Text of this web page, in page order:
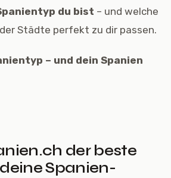
du bist – und welche
Städte perfekt zu dir passen.
– und dein Spanien
der beste
Spanien-